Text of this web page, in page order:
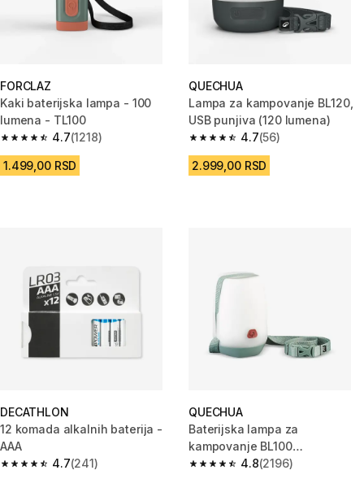
FORCLAZ
Kaki baterijska lampa - 100
lumena - TL100
4.7
4.7 od 5 zvezdica from 1218 Recenzije
(1218)
1.499,00 RSD
QUECHUA
Lampa za kampovanje BL120,
USB punjiva (120 lumena)
4.7
4.7 od 5 zvezdica from 56
(56)
2.999,00 RSD
DECATHLON
12 komada alkalnih baterija -
AAA
4.7
4.7 od 5 zvezdica from 241 Recenzije
(241)
QUECHUA
Baterijska lampa za
kampovanje BL100
(100 lumena)
4.8
4.8 od 5 zvezdica from 2196
(2196)